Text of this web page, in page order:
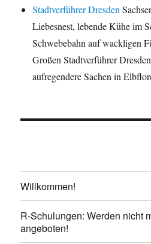
Stadtverführer Dresden
Liebesnest, lebende Kühe im
Schwebebahn auf wackligen
Großen Stadtverführer
aufregendere Sachen in
Willkommen!
R-Schulungen: Werden nicht
angeboten!